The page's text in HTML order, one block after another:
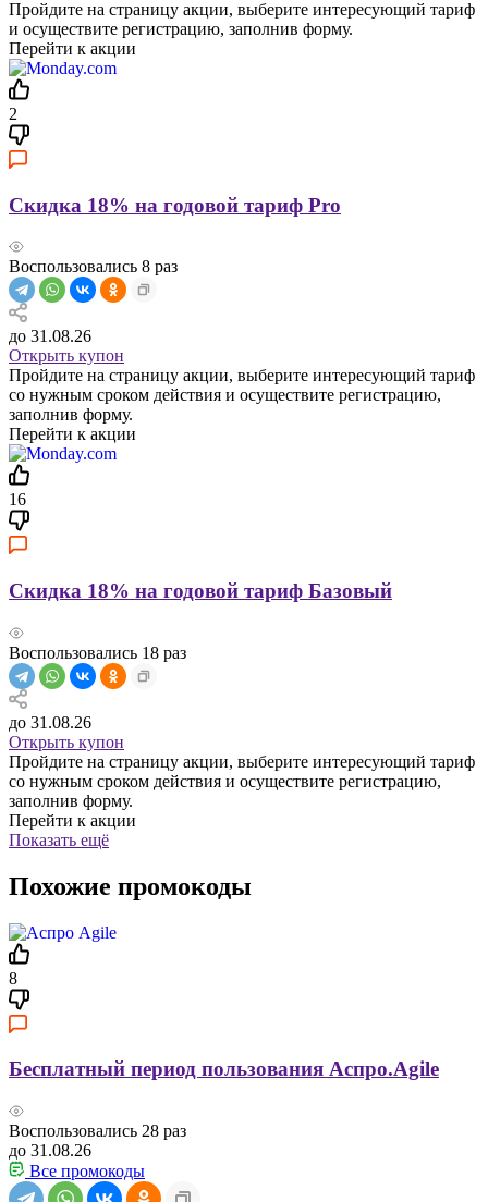
Пройдите на страницу акции, выберите интересующий тариф
и осуществите регистрацию, заполнив форму.
Перейти к акции
2
Скидка 18% на годовой тариф Pro
Воспользовались 8 раз
до 31.08.26
Открыть купон
Пройдите на страницу акции, выберите интересующий тариф
со нужным сроком действия и осуществите регистрацию,
заполнив форму.
Перейти к акции
16
Скидка 18% на годовой тариф Базовый
Воспользовались 18 раз
до 31.08.26
Открыть купон
Пройдите на страницу акции, выберите интересующий тариф
со нужным сроком действия и осуществите регистрацию,
заполнив форму.
Перейти к акции
Показать ещё
Похожие промокоды
8
Бесплатный период пользования Аспро.Agile
Воспользовались 28 раз
до 31.08.26
Все промокоды